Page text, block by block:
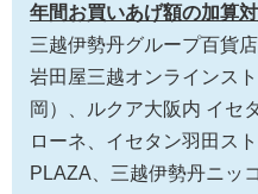
年間お買いあげ額の加算
三越伊勢丹グループ百貨
岩田屋三越オンラインス
岡）、ルクア大阪内 イセ
ローネ、イセタン羽田ス
PLAZA、三越伊勢丹ニッ